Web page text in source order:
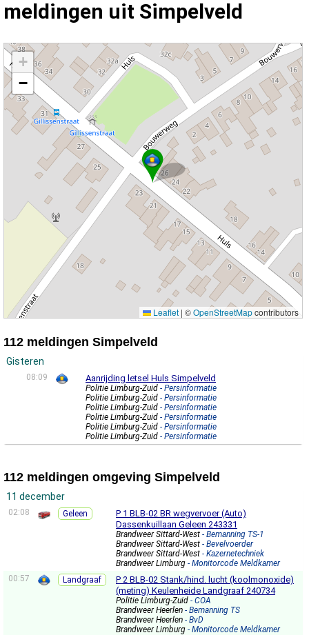
meldingen uit Simpelveld
Kaart Simpelveld met de meest recente 112 meldingen.
+
−
Leaflet | ©OpenStreetMapcontributors
112 meldingen Simpelveld
Gisteren
08:09 Aanrijding letsel Huls Simpelveld
Politie Limburg-Zuid - Persinformatie
Politie Limburg-Zuid - Persinformatie
Politie Limburg-Zuid - Persinformatie
Politie Limburg-Zuid - Persinformatie
Politie Limburg-Zuid - Persinformatie
Politie Limburg-Zuid - Persinformatie
112 meldingen omgeving Simpelveld
11 december
02:08 Geleen
P 1 BLB-02 BR wegvervoer (Auto)
Dassenkuillaan Geleen 243331
Brandweer Sittard-West - Bemanning TS-1
Brandweer Sittard-West - Bevelvoerder
Brandweer Sittard-West - Kazernetechniek
Brandweer Limburg - Monitorcode Meldkamer
00:57
Landgraaf
P 2 BLB-02 Stank/hind. lucht (koolmonoxide)
(meting) Keulenheide Landgraaf 240734
Politie Limburg-Zuid - COA
Brandweer Heerlen - Bemanning TS
Brandweer Heerlen - BvD
Brandweer Limburg - Monitorcode Meldkamer